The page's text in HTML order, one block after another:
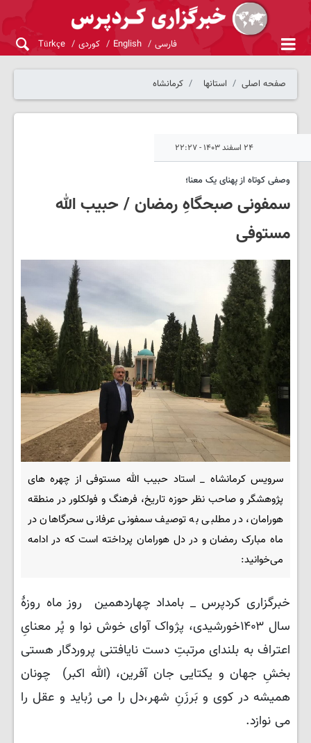
فارسی English کوردی Türkçe
صفحه اصلی استانها کرمانشاه
۲۴ اسفند ۱۴۰۳ - ۲۲:۲۷
وصفی کوتاه از پهنای یک معنا؛
سمفونی صبحگاهِ رمضان / حبیب الله
مستوفی
سرویس کرمانشاه _ استاد حبیب الله مستوفی از چهره های
پژوهشگر و صاحب نظر حوزه تاریخ، فرهنگ و فولکلور در منطقه
هورامان، در مطلبی به توصیف سمفونی عرفانی سحرگاهان در
ماه مبارک رمضان و در دل هورامان پرداخته است که در ادامه
می‌خوانید:
خبرگزاری کردپرس _ بامداد چهاردهمین روز ماه روزهٔ
سال ۱۴۰۳خورشیدی، پژواک آوای خوش نوا و پُر معنایِ
اعتراف به بلندای مرتبتِ دست نایافتنی پروردگار هستی
بخشِ جهان و یکتایی جان آفرین، (الله اکبر) چونان
همیشه در کوی و بَرزَنِ شهر،دل را می رُباید و عقل را
می نوازد.